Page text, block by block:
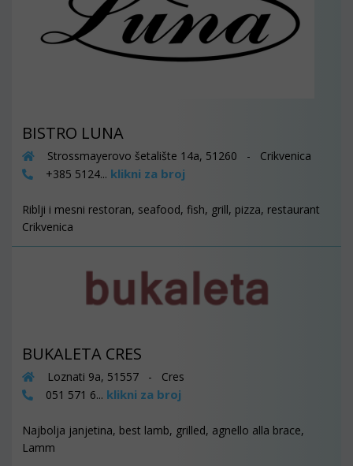
BISTRO LUNA
Strossmayerovo šetalište 14a, 51260 - Crikvenica
+385 5124... klikni za broj
Riblji i mesni restoran, seafood, fish, grill, pizza, restaurant
Crikvenica
BUKALETA CRES
Loznati 9a, 51557 - Cres
051 571 6... klikni za broj
Najbolja janjetina, best lamb, grilled, agnello alla brace,
Lamm